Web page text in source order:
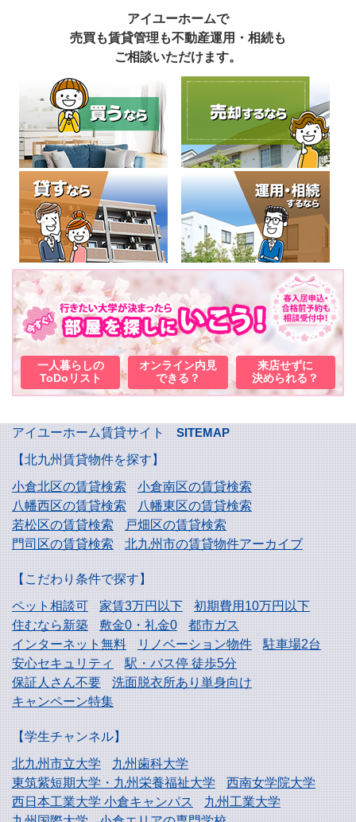
アイユーホームで
売買も賃貸管理も不動産運用・相続も
ご相談いただけます。
一人暮らしの
ToDoリスト
オンライン内見
できる？
来店せずに
決められる？
アイユーホーム賃貸サイト
SITEMAP
【北九州賃貸物件を探す】
小倉北区の賃貸検索
小倉南区の賃貸検索
八幡西区の賃貸検索
八幡東区の賃貸検索
若松区の賃貸検索
戸畑区の賃貸検索
門司区の賃貸検索
北九州市の賃貸物件アーカイブ
【こだわり条件で探す】
ペット相談可
家賃3万円以下
初期費用10万円以下
住むなら新築
敷金0・礼金0
都市ガス
インターネット無料
リノベーション物件
駐車場2台
安心セキュリティ
駅・バス停 徒歩5分
保証人さん不要
洗面脱衣所あり単身向け
キャンペーン特集
【学生チャンネル】
北九州市立大学
九州歯科大学
東筑紫短期大学・九州栄養福祉大学
西南女学院大学
西日本工業大学小倉キャンパス
九州工業大学